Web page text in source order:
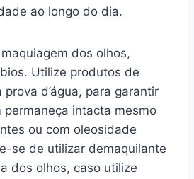
ao longo do dia.
dos olhos,
Utilize produtos de
d’água, para garantir
permaneça intacta mesmo
ou com oleosidade
se de utilizar demaquilante
dos olhos, caso utilize